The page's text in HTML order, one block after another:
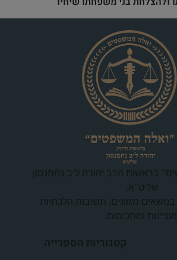
הרב יהודה ליב נחמנסון
שליט"א.
מגוונים, תשובות הלכתיות
ומחכימות.
קטגוריות הספרייה